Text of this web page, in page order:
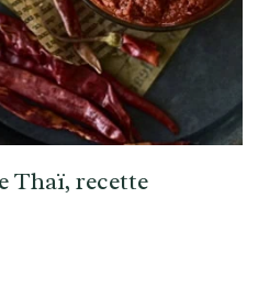
Thaï, recette